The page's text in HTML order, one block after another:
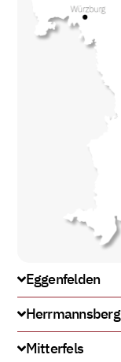
Eggenfelden
Herrmannsberg
Mitterfels